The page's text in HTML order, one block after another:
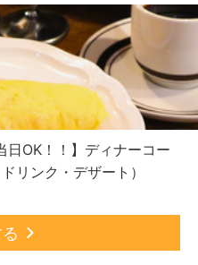
日OK！！】ディナーコー
リンク・デザート）